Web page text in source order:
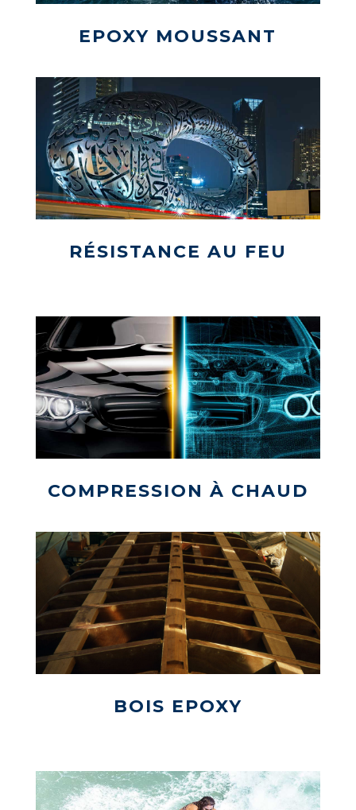
EPOXY MOUSSANT
RÉSISTANCE AU FEU
COMPRESSION À CHAUD
BOIS EPOXY